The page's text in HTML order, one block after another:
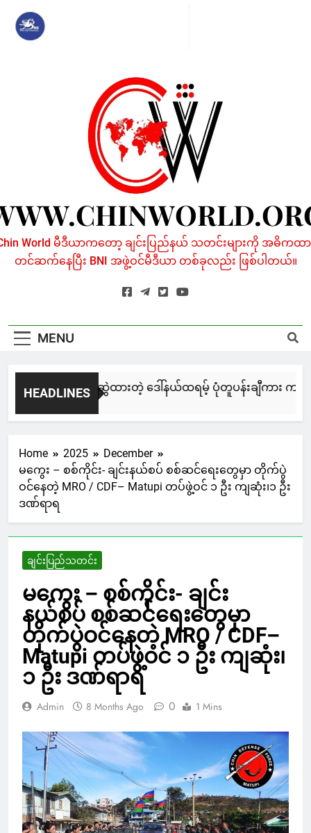
content
World မီဒီယာကတော့ ချင်းပြည်နယ် သတင်းများကို အဓိကထာ
တင်ဆက်နေပြီး BNI အဖွဲ့ဝင်မီဒီယာ တစ်ခုလည်း ဖြစ်ပါတယ်။
MENU
HEADLINES
မြင်းချေးနဲ့ ရေးဆွဲထားတဲ့ ဒေါ်နယ်ထရမ့် ပုံတူပန်းချီကား ကနေဒ
3 Days Ago
Home 2025
December
မကွေး – စစ်ကိုင်း- ချင်းနယ်စပ် စစ်ဆင်ရေးတွေမှာ တိုက်ပွဲ
ဝင်နေတဲ့ MRO / CDF– Matupi တပ်ဖွဲ့ဝင် ၁ ဦး ကျဆုံး၊၁ ဦး
ဒဏ်ရာရ
ချင်းပြည်သတင်း
မကွေး – စစ်ကိုင်း- ချင်း
နယ်စပ် စစ်ဆင်ရေးတွေမှာ
တိုက်ပွဲဝင်နေတဲ့ MRO / CDF–
Matupi တပ်ဖွဲ့ဝင် ၁ ဦး ကျဆုံး၊
၁ ဦး ဒဏ်ရာရ
Admin 8 Months Ago 0 1 Mins